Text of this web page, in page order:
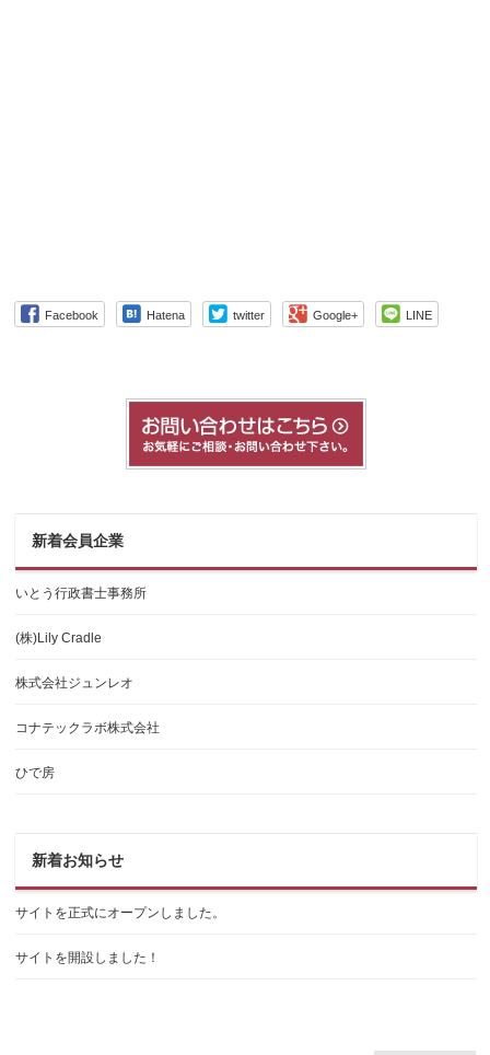
Facebook Hatena twitter Google+ LINE
新着会員企業
いとう行政書士事務所
(株)Lily Cradle
株式会社ジュンレオ
コナテックラボ株式会社
ひで房
新着お知らせ
サイトを正式にオープンしました。
サイトを開設しました！